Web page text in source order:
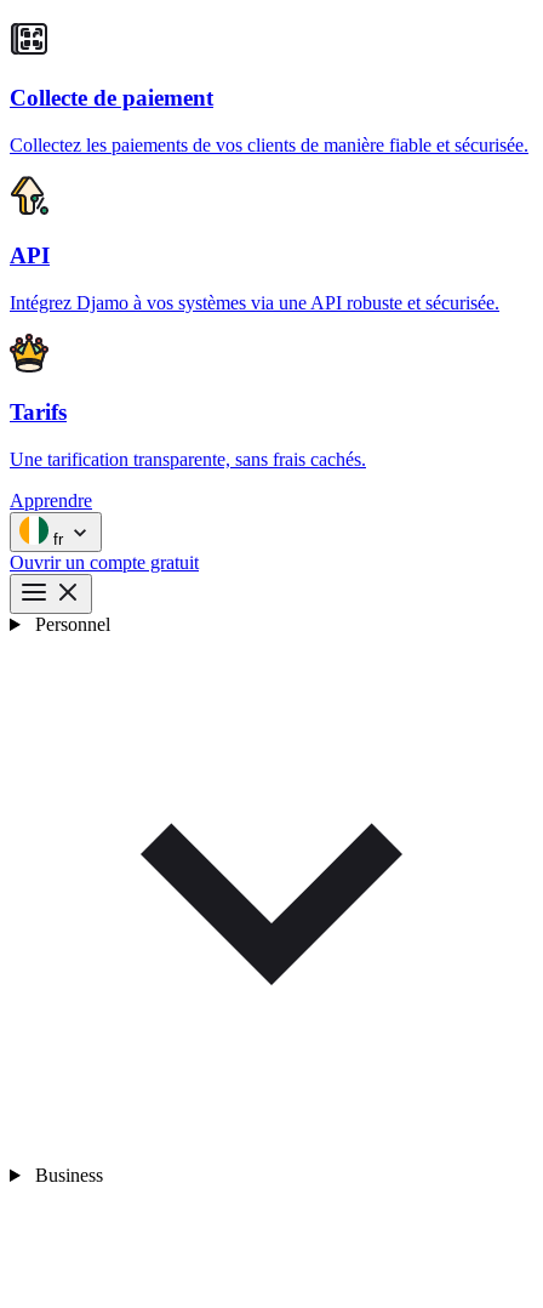
Collecte de paiement
Collectez les paiements de vos clients de manière fiable et sécurisée.
API
Intégrez Djamo à vos systèmes via une API robuste et sécurisée.
Tarifs
Une tarification transparente, sans frais cachés.
Apprendre
fr
Ouvrir un compte gratuit
Personnel
Business